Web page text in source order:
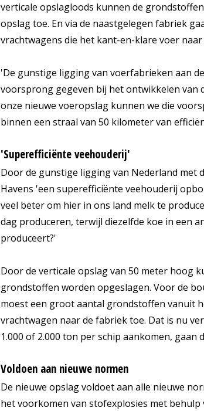
verticale opslagloods kunnen de
opslag toe. En via de naastgelegen fabriek
vrachtwagens die het kant-en-klare voer
'De gunstige ligging van voerfabrieken aan
voorsprong gegeven bij het ontwikkelen van
onze nieuwe voeropslag kunnen we die
binnen een straal van 50 kilometer van
'Superefficiënte veehouderij'
Door de gunstige ligging van Nederland met
Havens 'een superefficiënte veehouderij
veel beter om hier in ons land melk te
dag produceren, terwijl diezelfde koe in een
produceert?'
Door de verticale opslag van 50 meter hoog
grondstoffen worden opgeslagen. Voor de
moest een groot aantal grondstoffen vanuit
vrachtwagen naar de fabriek toe. Dat is nu
1.000 of 2.000 ton per schip aankomen, gaan
Voldoen aan nieuwe normen
De nieuwe opslag voldoet aan alle nieuwe
het voorkomen van stofexplosies met